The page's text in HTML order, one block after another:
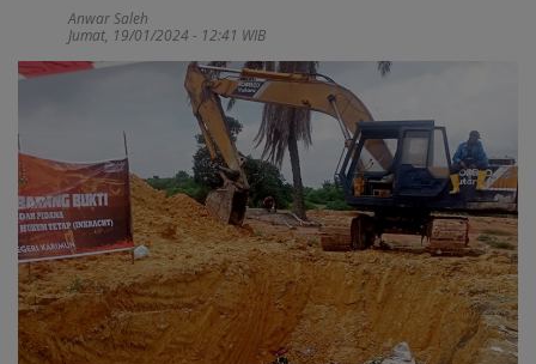
Anwar Saleh
Jumat, 19/01/2024 - 12:41 WIB